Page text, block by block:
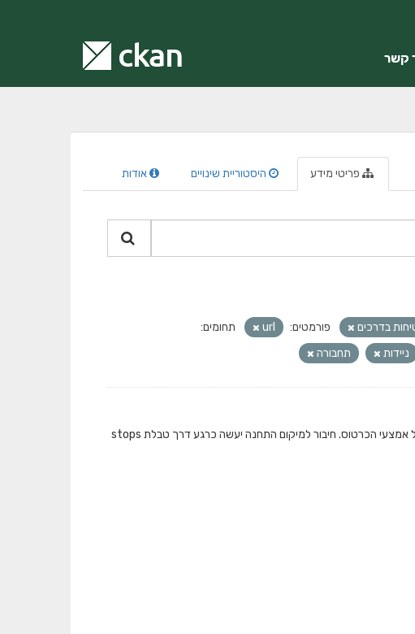
קשר
פריטי מידע היסטוריית שינויים אודות
בדרכים פורמטים: url
תחומים:
ניידות תחבורה
המאגר מציג את כמות התיקופים שבוצעו בתחבורה הציבורית ברמת תחנה בכל אמצעי הכרטוס. חיבור למיקום התחנה יעשה כרגע דרך טבלת stops